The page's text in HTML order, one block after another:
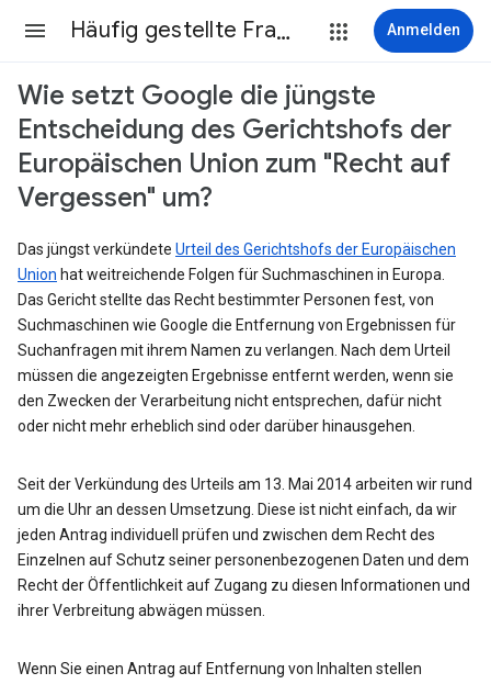
Häufig gestellte Fragen Anmelden
Wie setzt Google die jüngste
Entscheidung des Gerichtshofs der
Europäischen Union zum "Recht auf
Vergessen" um?
Das jüngst verkündete Urteil des Gerichtshofs der Europäischen
Union hat weitreichende Folgen für Suchmaschinen in Europa.
Das Gericht stellte das Recht bestimmter Personen fest, von
Suchmaschinen wie Google die Entfernung von Ergebnissen für
Suchanfragen mit ihrem Namen zu verlangen. Nach dem Urteil
müssen die angezeigten Ergebnisse entfernt werden, wenn sie
den Zwecken der Verarbeitung nicht entsprechen, dafür nicht
oder nicht mehr erheblich sind oder darüber hinausgehen.
Seit der Verkündung des Urteils am 13. Mai 2014 arbeiten wir rund
um die Uhr an dessen Umsetzung. Diese ist nicht einfach, da wir
jeden Antrag individuell prüfen und zwischen dem Recht des
Einzelnen auf Schutz seiner personenbezogenen Daten und dem
Recht der Öffentlichkeit auf Zugang zu diesen Informationen und
ihrer Verbreitung abwägen müssen.
Wenn Sie einen Antrag auf Entfernung von Inhalten stellen